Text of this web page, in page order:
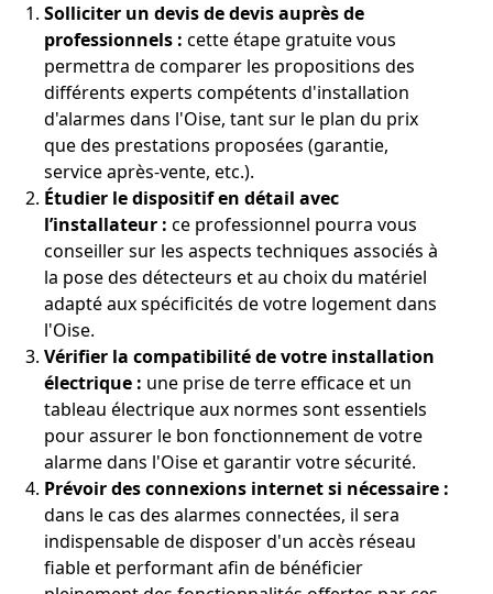
Solliciter un devis de devis auprès de
professionnels : cette étape gratuite vous
permettra de comparer les propositions des
différents experts compétents d'installation
d'alarmes dans l'Oise, tant sur le plan du prix
que des prestations proposées (garantie,
service après-vente, etc.).
Étudier le dispositif en détail avec
l’installateur : ce professionnel pourra vous
conseiller sur les aspects techniques associés à
la pose des détecteurs et au choix du matériel
adapté aux spécificités de votre logement dans
l'Oise.
Vérifier la compatibilité de votre installation
électrique : une prise de terre efficace et un
tableau électrique aux normes sont essentiels
pour assurer le bon fonctionnement de votre
alarme dans l'Oise et garantir votre sécurité.
Prévoir des connexions internet si nécessaire :
dans le cas des alarmes connectées, il sera
indispensable de disposer d'un accès réseau
fiable et performant afin de bénéficier